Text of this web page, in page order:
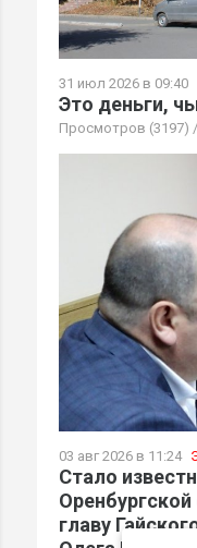
31 июл 2026 в 09:40
Это деньги,
Просмотров (3197) /
03 авг 2026 в 11:24
Стало
главу